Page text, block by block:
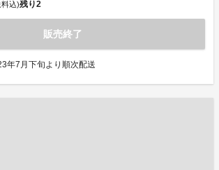
込)残り2
販売終了
年7月下旬より順次配送